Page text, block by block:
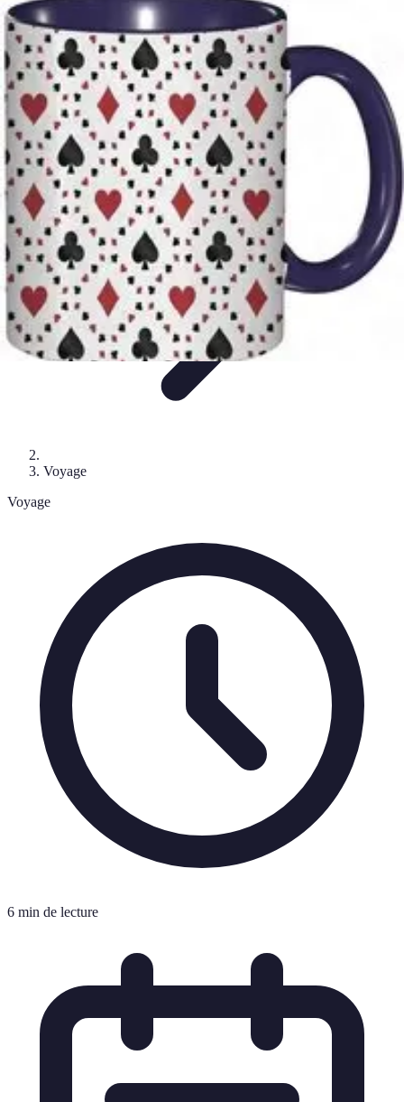
Destination Parfaite
Conseils de voyageConseils pratiquesPlanification de
voyageDécouverteVoyage Urbain
Destination Parfaite
Voyage
Voyage
6 min de lecture